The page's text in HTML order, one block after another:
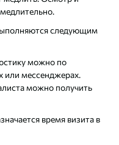
следующим
можно по
или мессенджерах.
можно получить
время визита в